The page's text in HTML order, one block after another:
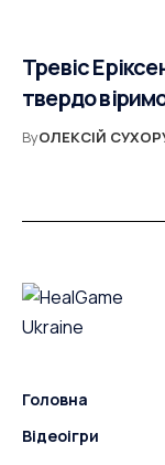
Тревіс
твердо
ByОЛЕКСІЙ
Головна
Відеоігри